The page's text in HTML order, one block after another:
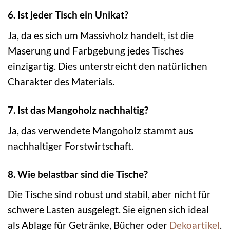
6. Ist jeder Tisch ein Unikat?
Ja, da es sich um Massivholz handelt, ist die
Maserung und Farbgebung jedes Tisches
einzigartig. Dies unterstreicht den natürlichen
Charakter des Materials.
7. Ist das Mangoholz nachhaltig?
Ja, das verwendete Mangoholz stammt aus
nachhaltiger Forstwirtschaft.
8. Wie belastbar sind die Tische?
Die Tische sind robust und stabil, aber nicht für
schwere Lasten ausgelegt. Sie eignen sich ideal
als Ablage für Getränke, Bücher oder Dekoartikel.